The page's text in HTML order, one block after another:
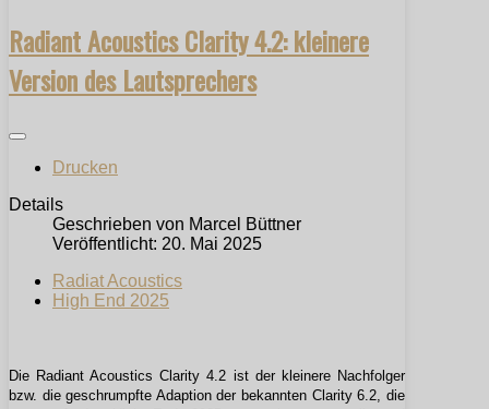
Radiant Acoustics Clarity 4.2: kleinere
Version des Lautsprechers
Drucken
Details
Geschrieben von Marcel Büttner
Veröffentlicht: 20. Mai 2025
Radiat Acoustics
High End 2025
Die Radiant Acoustics Clarity 4.2 ist der kleinere Nachfolger
bzw. die geschrumpfte Adaption der bekannten Clarity 6.2, die